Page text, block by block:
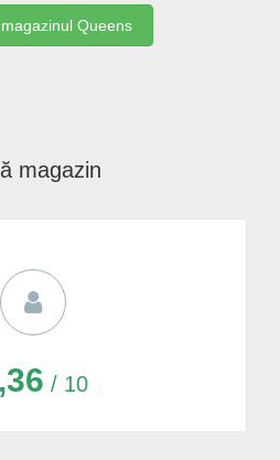
Queens
magazin
/ 10